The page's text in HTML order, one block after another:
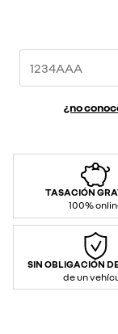
¿no
TASACIÓN
100%
SIN OBLIGACIÓN
de un